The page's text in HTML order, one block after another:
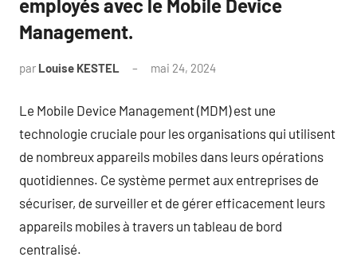
employés avec le Mobile Device
Management.
par Louise KESTEL mai 24, 2024
Le Mobile Device Management (MDM) est une
technologie cruciale pour les organisations qui utilisent
de nombreux appareils mobiles dans leurs opérations
quotidiennes. Ce système permet aux entreprises de
sécuriser, de surveiller et de gérer efficacement leurs
appareils mobiles à travers un tableau de bord
centralisé.